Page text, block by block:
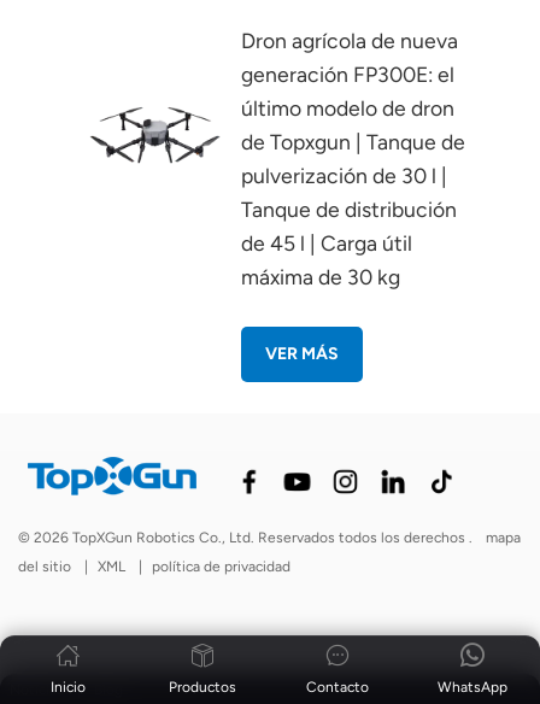
Tiếng Việt
Dron agrícola de nueva
generación FP300E: el
último modelo de dron
de Topxgun | Tanque de
pulverización de 30 l |
Tanque de distribución
de 45 l | Carga útil
máxima de 30 kg
VER MÁS
Noticias |
© 2026 TopXGun Robotics Co., Ltd. Reservados todos los derechos .
mapa
del sitio
| XML | política de privacidad
Inicio Productos WhatsApp
Contacto